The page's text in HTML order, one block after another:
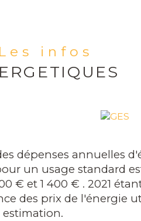
Les infos
dépenses annuelles
un usage standard
€ et 1 400 € . 2021
des prix de l'énergie